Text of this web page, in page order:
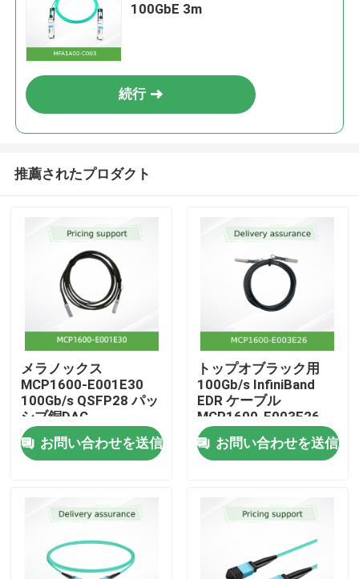
ホーム
100GbE 3m
続行
推薦されたプロダクト
メラノックス
MCP1600-E001E30
100Gb/s QSFP28 パッ
シブ銅DAC
お問い合わせを送信
トップオブラック用
100Gb/s InfiniBand
EDR ケーブル
MCP1600-E003E26
QSFP28 銅線 DAC
お問い合わせを送信